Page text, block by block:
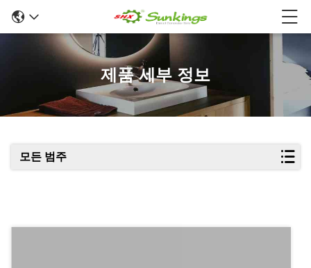
제품 세부 정보
모든 범주